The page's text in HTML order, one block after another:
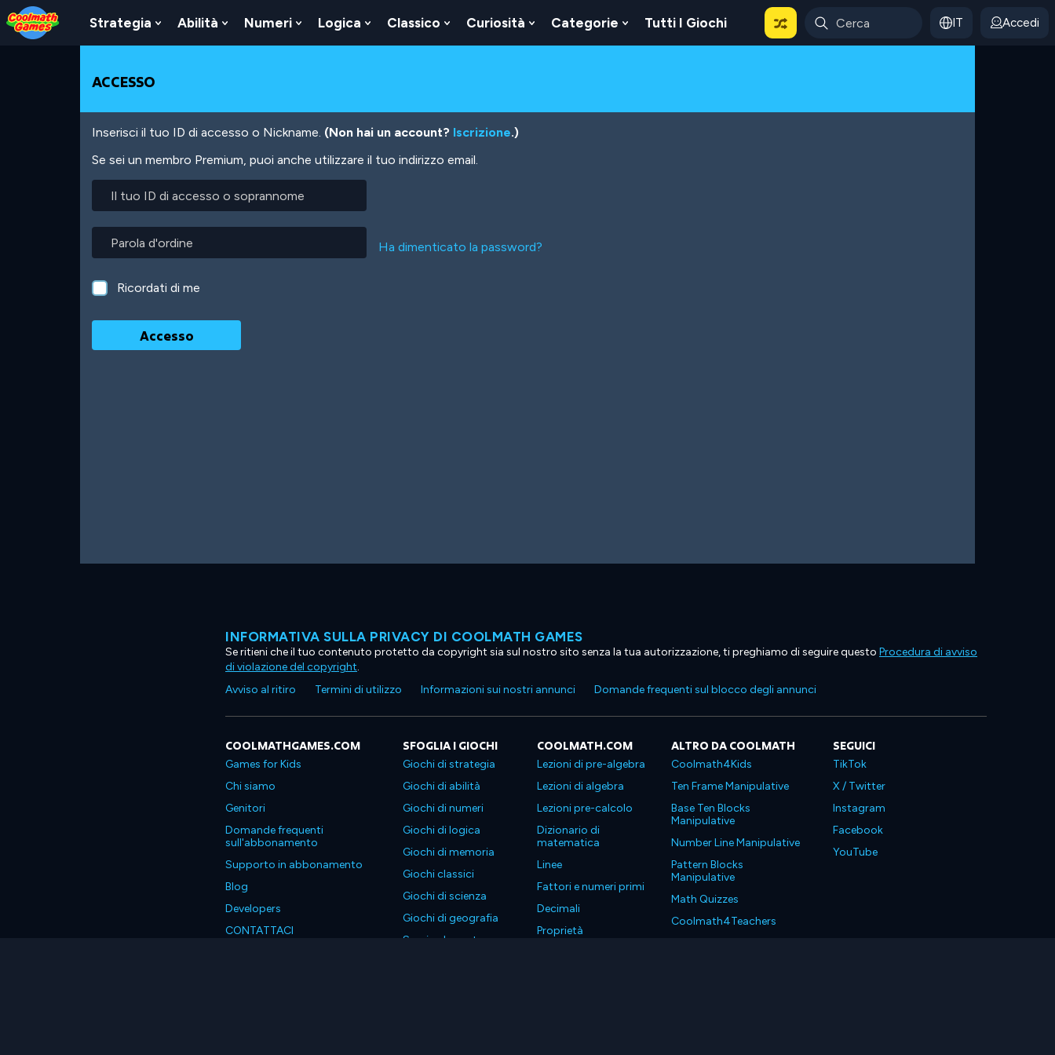
Skip
to
Top
Skip
to
Navigation
Skip
to
Main
Skip
to
Footer
Salta
al
contenuto
Strategia
Show
Submenu
Abilità
Show
Submenu
Numeri
Show
Submenu
Logica
Show
Submenu
Classico
Show
Submenu
Curiosità
Show
Submenu
Categorie
Show
Submenu
Tutti I Giochi IT Accedi
ACCESSO
Inserisci il tuo ID di accesso o Nickname. (Non hai un account? Iscrizione.)
Se sei un membro Premium, puoi anche utilizzare il tuo indirizzo email.
tuo
di
accesso
o
soprannome
d'ordine
Ha dimenticato la password?
Ricordati di me
INFORMATIVA SULLA PRIVACY DI COOLMATH GAMES
Se ritieni che il tuo contenuto protetto da copyright sia sul nostro sito senza la tua autorizzazione, ti preghiamo di seguire questo Procedura di avviso
di violazione del copyright.
Avviso al ritiro
Termini di utilizzo Informazioni sui nostri annunci Domande frequenti sul blocco degli annunci
COOLMATHGAMES.COM
Games for Kids
Chi siamo
Genitori
Domande frequenti
sull'abbonamento
Supporto in abbonamento
Blog
Developers
CONTATTACI
SFOGLIA I GIOCHI
Giochi di strategia
Giochi di abilità
Giochi di numeri
Giochi di logica
Giochi di memoria
Giochi classici
Giochi di scienza
Giochi di geografia
Scarica le nostre app
COOLMATH.COM
Lezioni di pre-algebra
Lezioni di algebra
Lezioni pre-calcolo
Dizionario di
matematica
Linee
Fattori e numeri primi
Decimali
Proprietà
ALTRO DA COOLMATH
Coolmath4Kids
Ten Frame Manipulative
Base Ten Blocks
Manipulative
Number Line Manipulative
Pattern Blocks
Manipulative
Math Quizzes
Coolmath4Teachers
SEGUICI
TikTok
X / Twitter
Instagram
Facebook
YouTube